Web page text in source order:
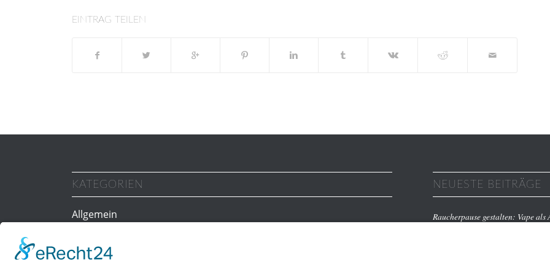
EINTRAG TEILEN
KATEGORIEN
Allgemein
Personal
Ratgeber
NEUESTE BEITRÄGE
Raucherpause gestalten: Vape